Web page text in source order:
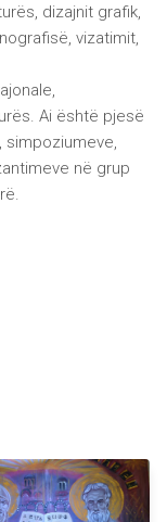
dizajnit grafik,
vizatimit,
Ai është pjesë
në grup